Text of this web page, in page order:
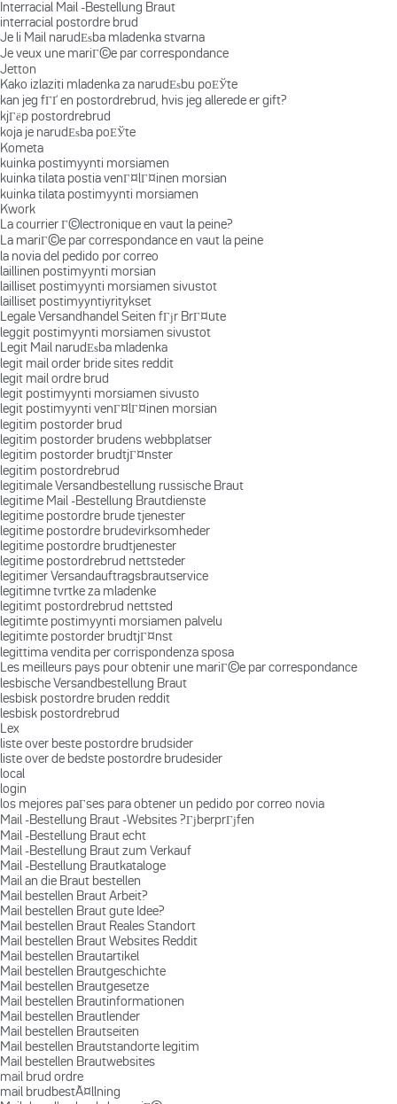
Interracial Mail -Bestellung Braut
interracial postordre brud
Je li Mail narudЕѕba mladenka stvarna
Je veux une mariГ©e par correspondance
Jetton
Kako izlaziti mladenka za narudЕѕbu poЕЎte
kan jeg fГҐ en postordrebrud, hvis jeg allerede er gift?
kjГёp postordrebrud
koja je narudЕѕba poЕЎte
Kometa
kuinka postimyynti morsiamen
kuinka tilata postia venГ¤lГ¤inen morsian
kuinka tilata postimyynti morsiamen
Kwork
La courrier Г©lectronique en vaut la peine?
La mariГ©e par correspondance en vaut la peine
la novia del pedido por correo
laillinen postimyynti morsian
lailliset postimyynti morsiamen sivustot
lailliset postimyyntiyritykset
Legale Versandhandel Seiten fГјr BrГ¤ute
leggit postimyynti morsiamen sivustot
Legit Mail narudЕѕba mladenka
legit mail order bride sites reddit
legit mail ordre brud
legit postimyynti morsiamen sivusto
legit postimyynti venГ¤lГ¤inen morsian
legitim postorder brud
legitim postorder brudens webbplatser
legitim postorder brudtjГ¤nster
legitim postordrebrud
legitimale Versandbestellung russische Braut
legitime Mail -Bestellung Brautdienste
legitime postordre brude tjenester
legitime postordre brudevirksomheder
legitime postordre brudtjenester
legitime postordrebrud nettsteder
legitimer Versandauftragsbrautservice
legitimne tvrtke za mladenke
legitimt postordrebrud nettsted
legitimte postimyynti morsiamen palvelu
legitimte postorder brudtjГ¤nst
legittima vendita per corrispondenza sposa
Les meilleurs pays pour obtenir une mariГ©e par correspondance
lesbische Versandbestellung Braut
lesbisk postordre bruden reddit
lesbisk postordrebrud
Lex
liste over beste postordre brudsider
liste over de bedste postordre brudesider
local
login
los mejores paГ­ses para obtener un pedido por correo novia
Mail -Bestellung Braut -Websites ?ГјberprГјfen
Mail -Bestellung Braut echt
Mail -Bestellung Braut zum Verkauf
Mail -Bestellung Brautkataloge
Mail an die Braut bestellen
Mail bestellen Braut Arbeit?
Mail bestellen Braut gute Idee?
Mail bestellen Braut Reales Standort
Mail bestellen Braut Websites Reddit
Mail bestellen Brautartikel
Mail bestellen Brautgeschichte
Mail bestellen Brautgesetze
Mail bestellen Brautinformationen
Mail bestellen Brautlender
Mail bestellen Brautseiten
Mail bestellen Brautstandorte legitim
Mail bestellen Brautwebsites
mail brud ordre
mail brudbestÃ¤llning